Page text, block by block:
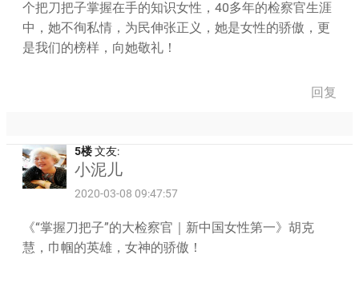
个把刀把子掌握在手的知识女性，40多年的检察官生涯
中，她不徇私情，为民伸张正义，她是女性的骄傲，更
是我们的榜样，向她敬礼！
回复
5楼文友:
小泥儿
2020-03-08 09:47:57
《“掌握刀把子”的大检察官｜新中国女性第一》胡克
慧，巾帼的英雄，女神的骄傲！